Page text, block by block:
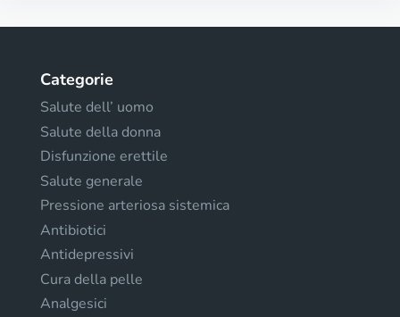
Categorie
Salute dell’ uomo
Salute della donna
Disfunzione erettile
Salute generale
Pressione arteriosa sistemica
Antibiotici
Antidepressivi
Cura della pelle
Analgesici